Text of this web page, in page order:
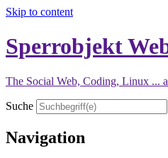
Skip to content
Sperrobjekt
The Social Web, Coding, Linux ...
Suche
Navigation